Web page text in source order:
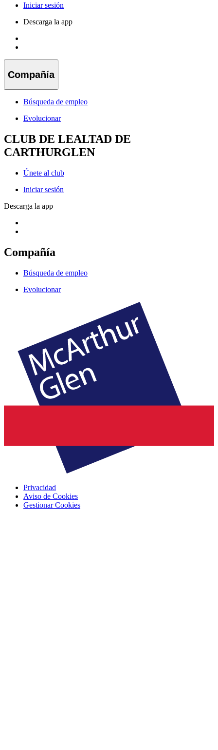
Iniciar sesión
Descarga la app
Compañía
Búsqueda de empleo
Evolucionar
CLUB DE LEALTAD DE
CARTHURGLEN
Únete al club
Iniciar sesión
Descarga la app
Compañía
Búsqueda de empleo
Evolucionar
Privacidad
Aviso de Cookies
Gestionar Cookies